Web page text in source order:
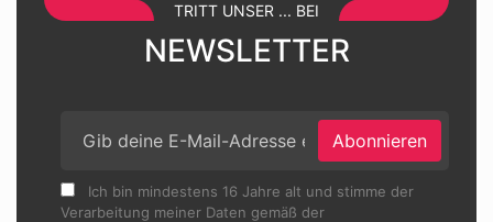
TRITT UNSER ... BEI
NEWSLETTER
Abonnieren
Ich bin mindestens 16 Jahre alt und stimme der
Verarbeitung meiner Daten gemäß der